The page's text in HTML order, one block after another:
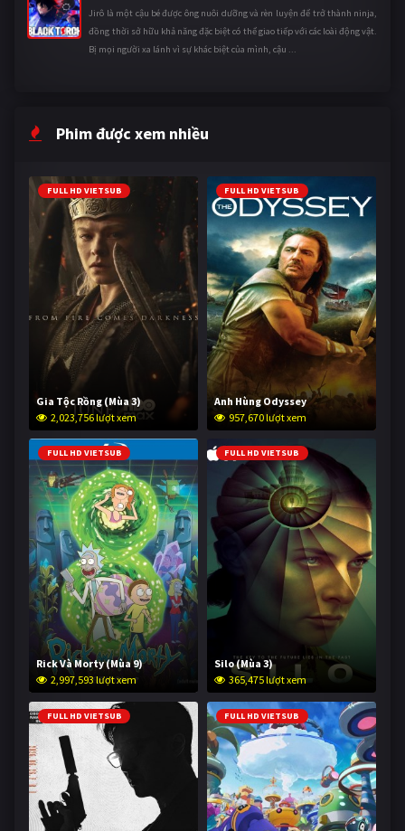
Jirô là một cậu bé được ông nuôi dưỡng và rèn luyện để trở thành ninja,
đồng thời sở hữu khả năng đặc biệt có thể giao tiếp với các loài động vật.
Bị mọi người xa lánh vì sự khác biệt của mình, cậu ...
Phim được xem nhiều
FULL HD VIETSUB
Gia Tộc Rồng (Mùa 3)
2,023,756 lượt xem
FULL HD VIETSUB
Anh Hùng Odyssey
957,670 lượt xem
FULL HD VIETSUB
Rick Và Morty (Mùa 9)
2,997,593 lượt xem
FULL HD VIETSUB
Silo (Mùa 3)
365,475 lượt xem
FULL HD VIETSUB FULL HD VIETSUB